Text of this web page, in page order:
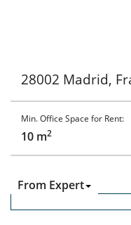
28002 Madrid,
Min. Office Space for Rent:
10 m2
From Expert